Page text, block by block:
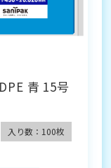
青 15号
入り数：100枚